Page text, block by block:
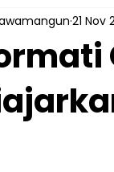
13 Rawamangun
SMAIA 33
21 Nov